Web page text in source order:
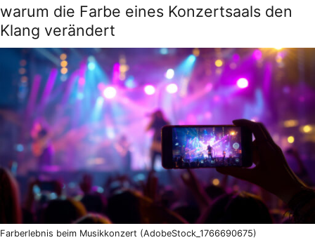
Institut
Axel Buether
Kontakt
warum die Farbe eines Konzertsaals den
Klang verändert
Farberlebnis beim Musikkonzert (AdobeStock_1766690675)